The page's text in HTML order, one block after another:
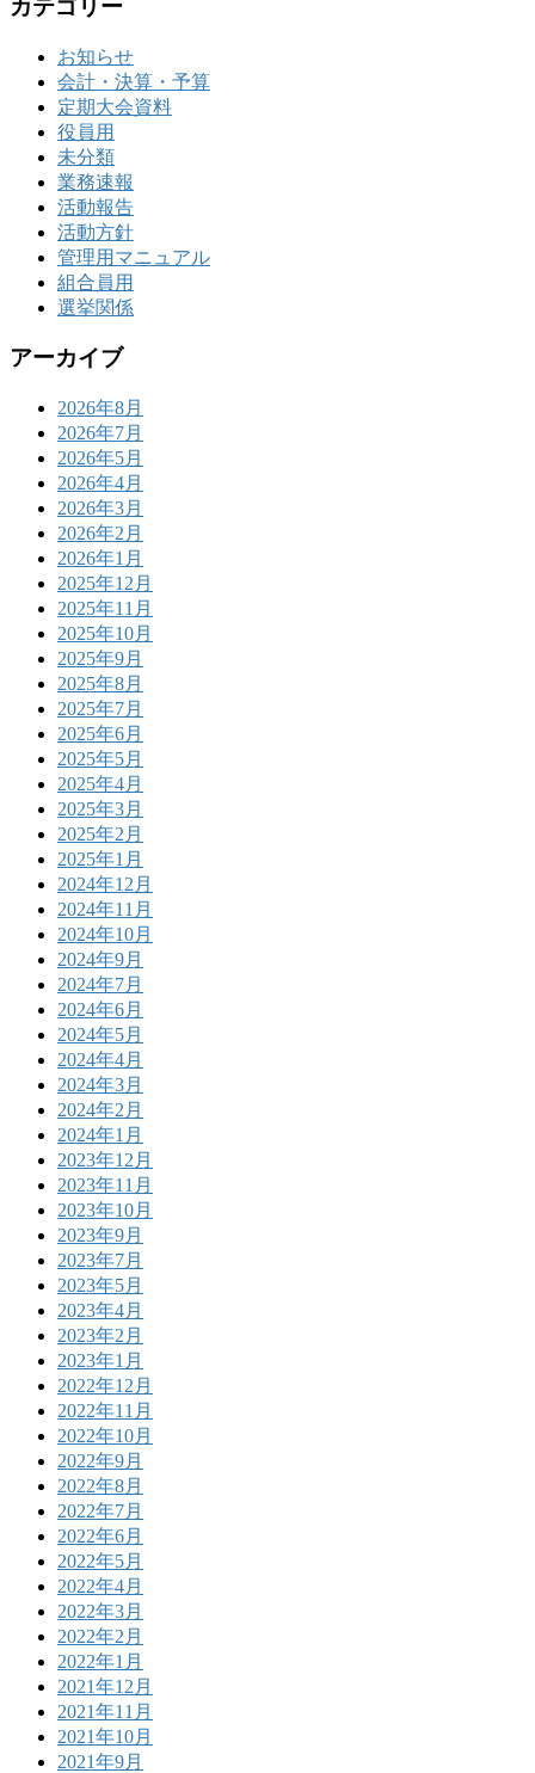
カテゴリー
お知らせ
会計・決算・予算
定期大会資料
役員用
未分類
業務速報
活動報告
活動方針
管理用マニュアル
組合員用
選挙関係
アーカイブ
2026年8月
2026年7月
2026年5月
2026年4月
2026年3月
2026年2月
2026年1月
2025年12月
2025年11月
2025年10月
2025年9月
2025年8月
2025年7月
2025年6月
2025年5月
2025年4月
2025年3月
2025年2月
2025年1月
2024年12月
2024年11月
2024年10月
2024年9月
2024年7月
2024年6月
2024年5月
2024年4月
2024年3月
2024年2月
2024年1月
2023年12月
2023年11月
2023年10月
2023年9月
2023年7月
2023年5月
2023年4月
2023年2月
2023年1月
2022年12月
2022年11月
2022年10月
2022年9月
2022年8月
2022年7月
2022年6月
2022年5月
2022年4月
2022年3月
2022年2月
2022年1月
2021年12月
2021年11月
2021年10月
2021年9月